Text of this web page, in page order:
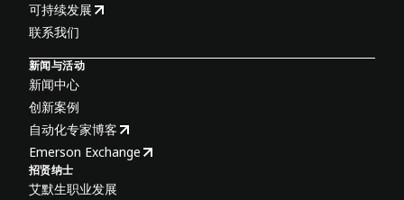
可持续发展
联系我们
新闻与活动
新闻中心
创新案例
自动化专家博客
Emerson Exchange
招贤纳士
艾默生职业发展